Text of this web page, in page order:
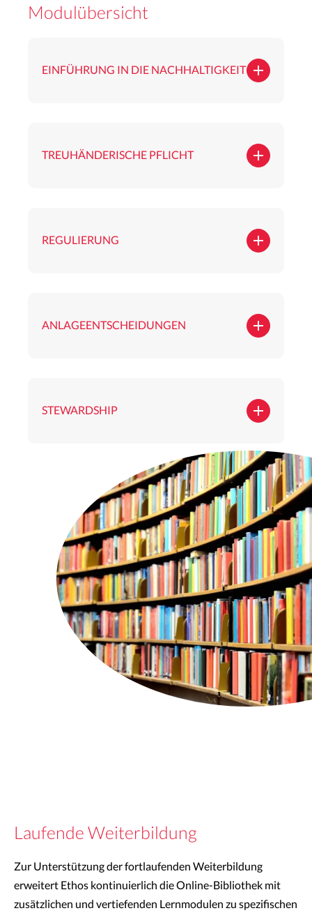
Modulübersicht
EINFÜHRUNG IN DIE NACHHALTIGKEIT
TREUHÄNDERISCHE PFLICHT
REGULIERUNG
ANLAGEENTSCHEIDUNGEN
STEWARDSHIP
Laufende Weiterbildung
Zur Unterstützung der fortlaufenden Weiterbildung
erweitert Ethos kontinuierlich die Online-Bibliothek mit
zusätzlichen und vertiefenden Lernmodulen zu spezifischen